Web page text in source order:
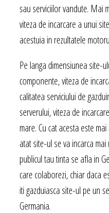
sau serviciilor vandute. Mai
viteza de incarcare a unui
acestuia in rezultatele
Pe langa dimensiunea site-
componente, viteza de
calitatea serviciului de
serverului, viteza de
mare. Cu cat acesta este
atat site-ul se va incarca
publicul tau tinta se afla in
care colaborezi, chiar daca
iti gazduiasca site-ul pe un
Germania.